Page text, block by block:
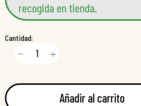
recogida en tienda.
Cantidad:
Añadir al carrito